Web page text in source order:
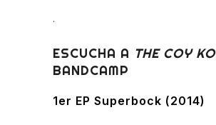
.
ESCUCHA A THE COY
BANDCAMP
1er EP Superbock (2014)